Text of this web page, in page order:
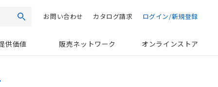
お問い合わせ カタログ請求 ログイン/新規登録
供価値 販売ネットワーク オンラインストア